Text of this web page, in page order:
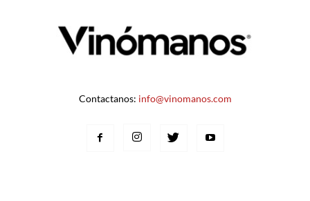
Contactanos: info@vinomanos.com